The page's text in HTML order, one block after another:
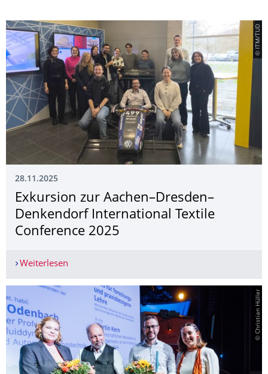
© ITM/TUD
28.11.2025
Exkursion zur Aachen–Dresden–
Denkendorf International Textile
Conference 2025
Weiterlesen
© Christian Hüller